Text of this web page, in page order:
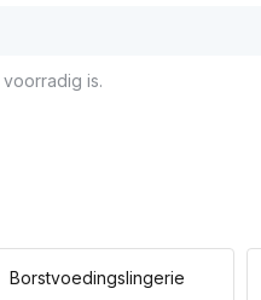
is.
Borstvoedingslingerie